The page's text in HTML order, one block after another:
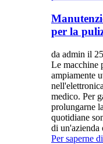
per la
da admin il
Le macchine
ampiamente
medico. Per
prolungarne
quotidiane
di un'azienda
Per saperne